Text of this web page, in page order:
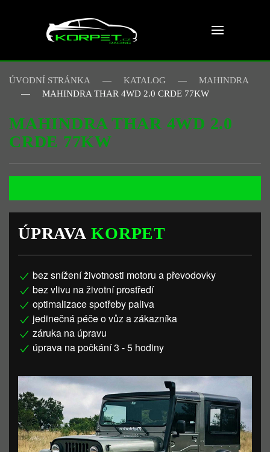
Skip to main content
ÚVODNÍ STRÁNKA KATALOG
MAHINDRA
MAHINDRA THAR 4WD 2.0 CRDE 77KW
MAHINDRA THAR 4WD 2.0
CRDE 77KW
ÚPRAVAKORPET
bez snížení životnosti motoru a převodovky
bez vlivu na životní prostředí
optimalizace spotřeby paliva
jedinečná péče o vůz a zákazníka
záruka na úpravu
úprava na počkání 3 - 5 hodiny